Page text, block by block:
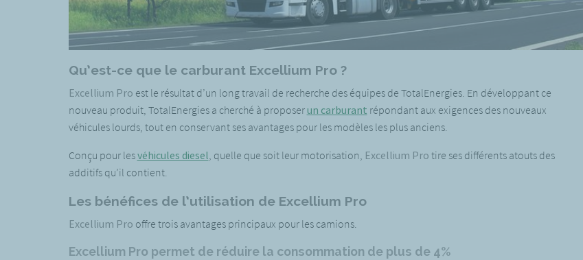
Qu’est-ce que le carburant Excellium Pro ?
Excellium Pro est le résultat d’un long travail de recherche des équipes de TotalEnergies. En développant ce
nouveau produit, TotalEnergies a cherché à proposerun carburant répondant aux exigences des nouveaux
véhicules lourds, tout en conservant ses avantages pour les modèles les plus anciens.
Conçu pour lesvéhicules diesel , quelle que soit leur motorisation, Excellium Pro tire ses différents atouts des
additifs qu’il contient.
Les bénéfices de l’utilisation de Excellium Pro
Excellium Pro offre trois avantages principaux pour les camions.
Excellium Pro permet de réduire la consommation de plus de 4%